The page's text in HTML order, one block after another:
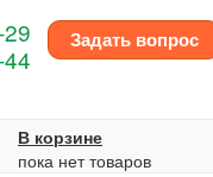
Задать вопрос
В корзине
пока нет товаров